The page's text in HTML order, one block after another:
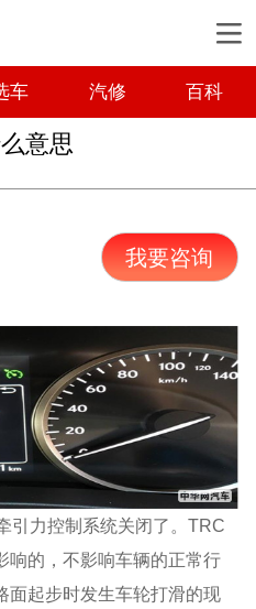
车 汽修 百科
意思
我要咨询
引力控制系统关闭了。TRC
响的，不影响车辆的正常行
面起步时发生车轮打滑的现